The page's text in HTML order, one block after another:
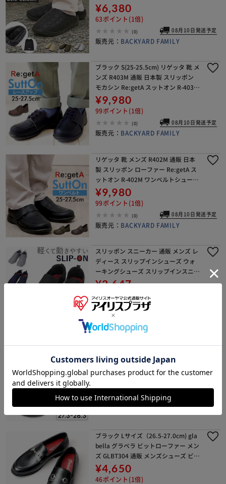
サンダル 靴 サボ 外履き つっかけ カジ
ュアルシューズ Circle
¥6,380
63ポイント(1倍)
(0) 08月10日発送予定
販売元： BACKYARD FAMILY
ブラック S(25-25.5cm) リゲッタ 靴 メ
ンズ R403M 通販 日本製 スリッポン
モカシン Re:getA スットオン R-403M
レースアップシューズ 履きやすい 歩
きやすい 疲れに
¥9,980
99ポイント(1倍)
(0) 08月10日発送予定
販売元： BACKYARD FAMILY
リゲッタ 靴 メンズ R402M 通販 日本
製 スリッポン ローファー Re:getA ス
ットオン R-402M ワンベルトシューズ
履きやすい 歩きやすい 疲れにくい す
っとん 立ったまま履ける靴
¥9,980
99ポイント(1倍)
(0) 08月10日発送予定
販売元： BACKYARD FAMILY
スリッポン スニーカー 通販 メンズ レ
ディース スリップインシューズ ウォ
ーキングシューズ スリップインスニー
カー シューズ 靴 くつ クツ ローカット
ゃれ かわ
¥2,647
26ポイント(1倍)
(0)
販売元：
ズ GLBT322 通販 メンズシューズ ビジ
ネスシューズ ローファー フォーマル
¥3,727
37ポイント(1倍)
(0)
販売元：BACKYARD FAMILY
ブラック Lサイズ（26.5-27.0cm) gla
bella グラベラ ビットローファー メン
ズ GLBT304 通販 メンズシューズ ビジ
ネスシューズ ローファー フォーマル
シューズ くつ 靴 シ
¥4,650
46ポイント(1倍)